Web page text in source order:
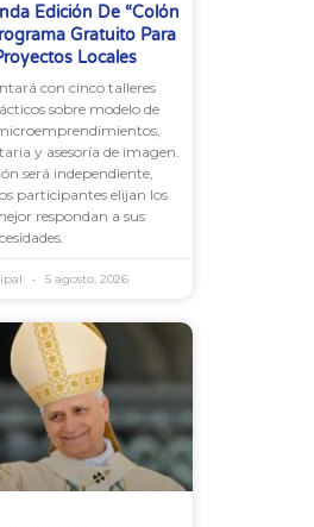
Edición De “Colón
Gratuito Para
Locales
con cinco talleres
sobre modelo de
y asesoría de imagen.
será independiente,
participantes elijan los
respondan a sus
5 agosto, 2026